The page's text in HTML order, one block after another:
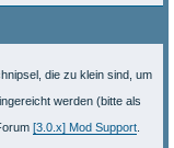
die zu klein sind, um
werden (bitte als
[3.0.x] Mod Support